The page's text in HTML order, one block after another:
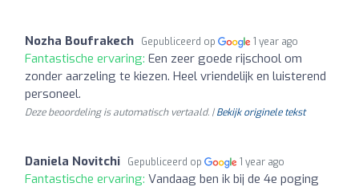
Nozha Boufrakech Gepubliceerd op 1 year ago
Fantastische ervaring: Een zeer goede rijschool om
zonder aarzeling te kiezen. Heel vriendelijk en luisterend
personeel.
Deze beoordeling is automatisch vertaald. |Bekijk originele tekst
Daniela Novitchi Gepubliceerd op 1 year ago
Fantastische ervaring: Vandaag ben ik bij de 4e poging